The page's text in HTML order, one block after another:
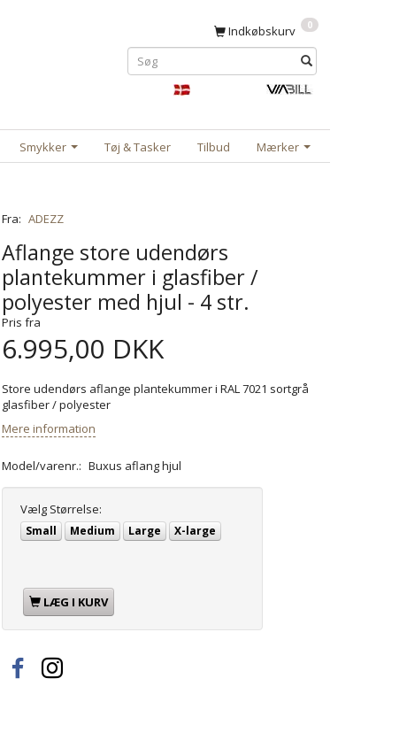
Indkøbskurv 0
Smykker Tøj & Tasker Tilbud Mærker
Fra: ADEZZ
Aflange store udendørs
plantekummer i glasfiber /
polyester med hjul - 4 str.
Pris fra
6.995,00 DKK
Store udendørs aflange plantekummer i RAL 7021 sortgrå
glasfiber / polyester
Mere information
Model/varenr.: Buxus aflang hjul
Vælg Størrelse:
Small Medium Large X-large
LÆG I KURV